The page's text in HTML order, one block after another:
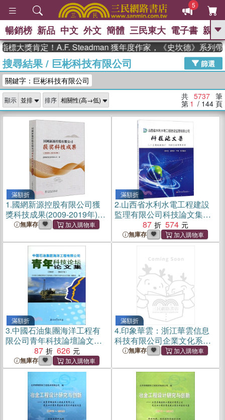
5
GO
熱搜： 東野圭吾 The Odyssey 、
父親節 、 如果歷史是一群喵 、 暑期
念華 、 台灣的李登輝時代 、 數學女
孩：黎曼猜想
偉大的迷走神經
暢銷榜 新品 中文 外文 簡體 三民東大 電子書 親子
肯定！A.F. Steadman 獲年度作家，《史坎德》系列帶你踏上
搜尋結果/ 巨彬科技有限公司
篩選
關鍵字：巨彬科技有限公司
顯示 排序 共 5737 筆
第 1 / 144 頁
滿額折
1.國網新源控股有限公司獲
獎科技成果(2009-2019年)
（簡體書）
無庫存
滿額折
2.山西省水利水電工程建設
監理有限公司科技論文集
（簡體書）
87 574
無庫存
滿額折
3.中國石油集團海洋工程有
限公司青年科技論壇論文集
(2012-2013年)（簡體書）
87 626
無庫存
滿額折
4.印象華雲：浙江華雲信息
科技有限公司企業文化系列
故事（簡體書）
無庫存